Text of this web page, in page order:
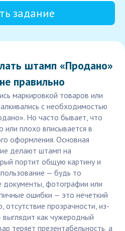
задание
штамп «Продано»
правильно
маркировкой товаров или
с необходимостью
Но часто бывает, что
плохо вписывается в
оформления. Основная
делают штамп на
портит общую картину и
— будь то
документы, фотографии или
ошибки — это нечеткий
отсутствие прозрачности, из-
как чужеродный
теряет презентабельность, а